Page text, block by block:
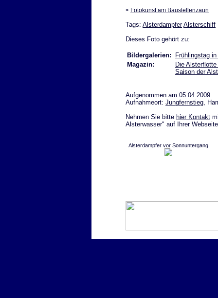
< Fotokunst am Baustellenzaun
Tags: Alsterdampfer Alsterschiff
Dieses Foto gehört zu:
Bildergalerien:
Frühlingstag
Magazin:
Die
Saison der
Aufgenommen am 05.04.2009
Aufnahmeort: Jungfernstieg ,
Nehmen Sie bitte hier Kontakt
Alsterwasser" auf Ihrer
Alsterdampfer vor Sonnuntergang